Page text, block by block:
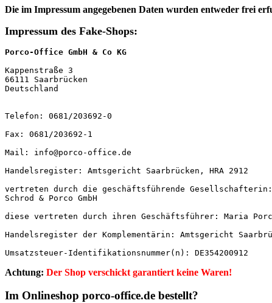
Die im Impressum angegebenen Daten wurden entweder frei
Impressum des Fake-Shops:
Porco-Office GmbH & Co KG
Kappenstraße 3
66111 Saarbrücken
Deutschland
Telefon: 0681/203692-0
Fax: 0681/203692-1
Mail: info@porco-office.de
Handelsregister: Amtsgericht Saarbrücken, HRA 2912
vertreten durch die geschäftsführende Gesellschafterin:
Schrod & Porco GmbH
diese vertreten durch ihren Geschäftsführer: Maria
Handelsregister der Komplementärin: Amtsgericht
Achtung: Der Shop verschickt garantiert keine Waren!
Im Onlineshop porco-office.de bestellt?